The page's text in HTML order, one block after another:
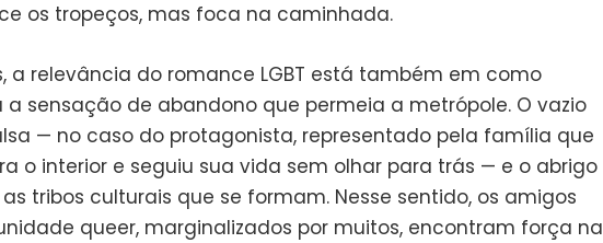
os tropeços, mas foca na caminhada.
a relevância do romance LGBT está também em como
a sensação de abandono que permeia a metrópole. O vazio
— no caso do protagonista, representado pela família que
o interior e seguiu sua vida sem olhar para trás — e o abrigo
tribos culturais que se formam. Nesse sentido, os amigos
queer, marginalizados por muitos, encontram força na